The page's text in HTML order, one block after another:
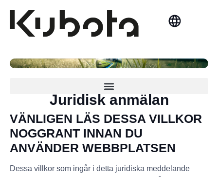
Juridisk anmälan
VÄNLIGEN LÄS DESSA VILLKOR
NOGGRANT INNAN DU
ANVÄNDER WEBBPLATSEN
Dessa villkor som ingår i detta juridiska meddelande